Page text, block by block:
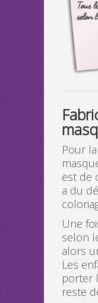
Pour
est de
a du
Une
selon
alors
Les
porter
reste